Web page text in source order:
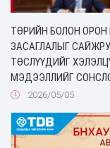
ТӨРИЙН БОЛОН
ЗАСАГЛАЛЫГ
ТӨСЛҮҮДИЙГ
МЭДЭЭЛЛИЙГ
2026/05/05